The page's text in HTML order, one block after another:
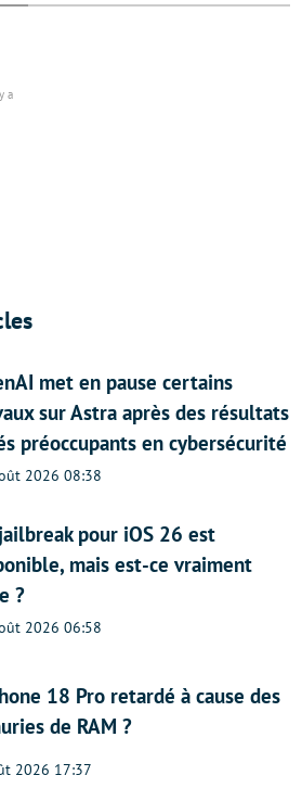
a
met en pause certains
sur Astra après des résultats
préoccupants en cybersécurité
2026 08:38
pour iOS 26 est
mais est-ce vraiment
?
2026 06:58
18 Pro retardé à cause des
de RAM ?
2026 17:37